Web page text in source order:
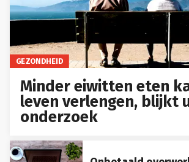
GEZONDHEID
Minder eiwitten eten
leven verlengen, blijkt
onderzoek